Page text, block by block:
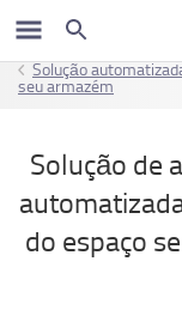
Solução
seu armazém
Solução de
do espaço